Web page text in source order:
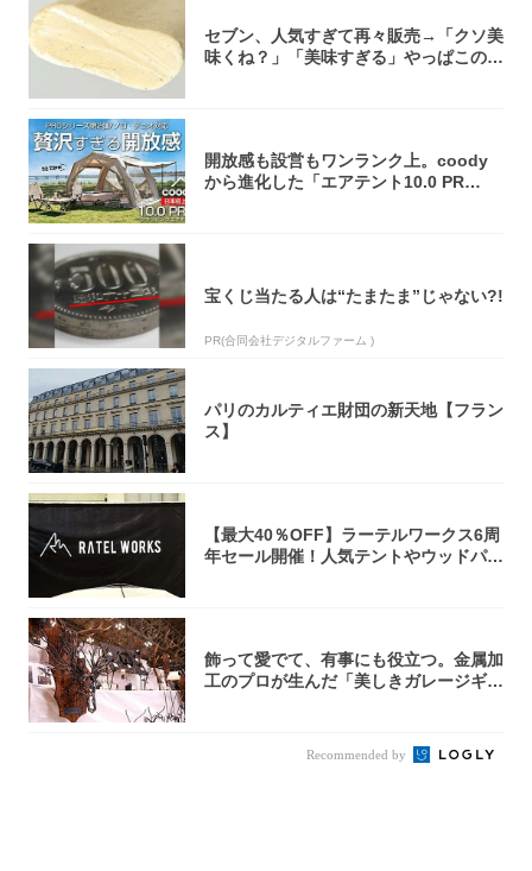
セブン、人気すぎて再々販売→「クソ美
味くね？」「美味すぎる」やっぱこのク
開放感も設営もワンランク上。coody
から進化した「エアテント10.0 PR
宝くじ当たる人は“たまたま”じゃない?!
PR(合同会社デジタルファーム )
パリのカルティエ財団の新天地【フラン
ス】
【最大40％OFF】ラーテルワークス6周
年セール開催！人気テントやウッドパネ
飾って愛でて、有事にも役立つ。金属加
工のプロが生んだ「美しきガレージギ
Recommended by